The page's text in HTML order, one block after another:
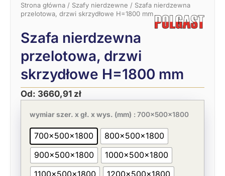
Strona główna / Szafy nierdzewne / Szafa nierdzewna
przelotowa, drzwi skrzydłowe H=1800 mm
Szafa nierdzewna
przelotowa, drzwi
skrzydłowe H=1800 mm
Od: 3660,91 zł
wymiar szer. x gł. x wys. (mm) : 700x500x1800
700x500x1800
800x500x1800
900x500x1800
1000x500x1800
Pierwotna
cena
wynosiła:
5632,17 zł.
Aktualna
cena
wynosi:
3660,91 zł.
Szafa
nierdzewna
przelotowa,
drzwi
skrzydłowe
H=1800
mm